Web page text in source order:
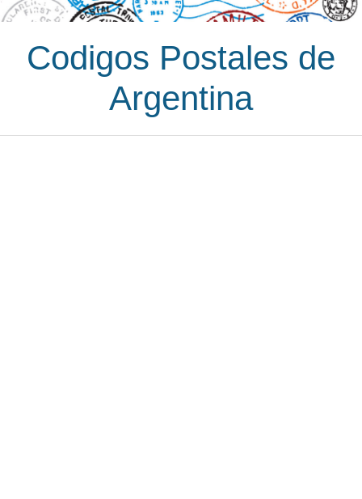
Codigos Postales de
Argentina